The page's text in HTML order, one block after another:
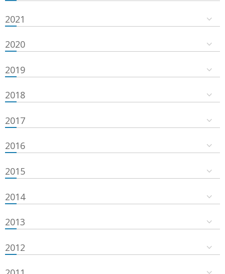
2021
2020
2019
2018
2017
2016
2015
2014
2013
2012